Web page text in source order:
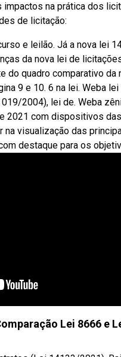
na prática dos
de licitação:
e leilão. Já a nova lei
da nova lei de
do quadro comparativo
9 e 10. 6 na lei. Weba
2004), lei de. Weba
2021 com dispositivos
visualização das
destaque para os
Lei 8666 e